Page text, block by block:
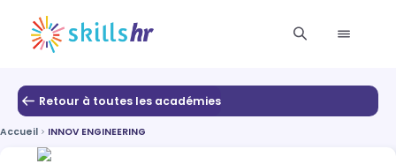
Retour à toutes les académies
Accueil INNOV ENGINEERING